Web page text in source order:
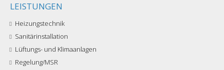
LEISTUNGEN
Heizungstechnik
Sanitärinstallation
Lüftungs- und Klimaanlagen
Regelung/MSR